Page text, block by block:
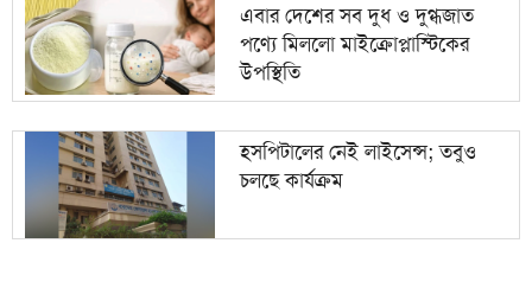
এবার দেশের সব দুধ ও দুগ্ধজাত
পণ্যে মিললো মাইক্রোপ্লাস্টিকের
উপস্থিতি
হসপিটালের নেই লাইসেন্স; তবুও
চলছে কার্যক্রম